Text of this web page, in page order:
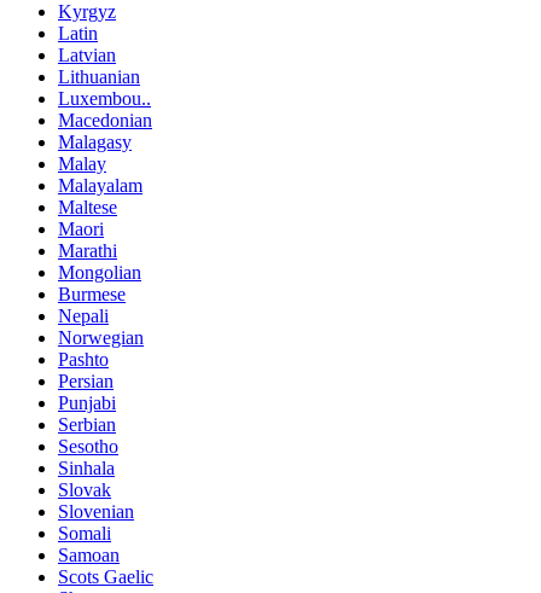
Kyrgyz
Latin
Latvian
Lithuanian
Luxembou..
Macedonian
Malagasy
Malay
Malayalam
Maltese
Maori
Marathi
Mongolian
Burmese
Nepali
Norwegian
Pashto
Persian
Punjabi
Serbian
Sesotho
Sinhala
Slovak
Slovenian
Somali
Samoan
Scots Gaelic